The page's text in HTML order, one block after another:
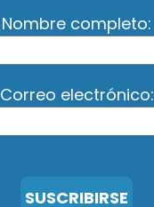
Nombre completo:
Correo electrónico: